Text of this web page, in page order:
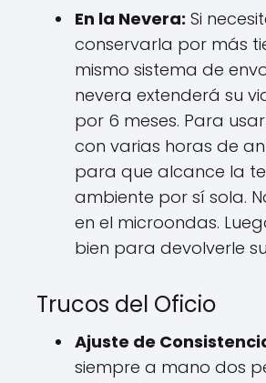
En la Nevera: Si
conservarla por más
mismo sistema de
nevera extenderá su
por 6 meses. Para
con varias horas de
para que alcance la
ambiente por sí sola.
en el microondas.
bien para devolverle
Trucos del Oficio
Ajuste de
siempre a mano dos